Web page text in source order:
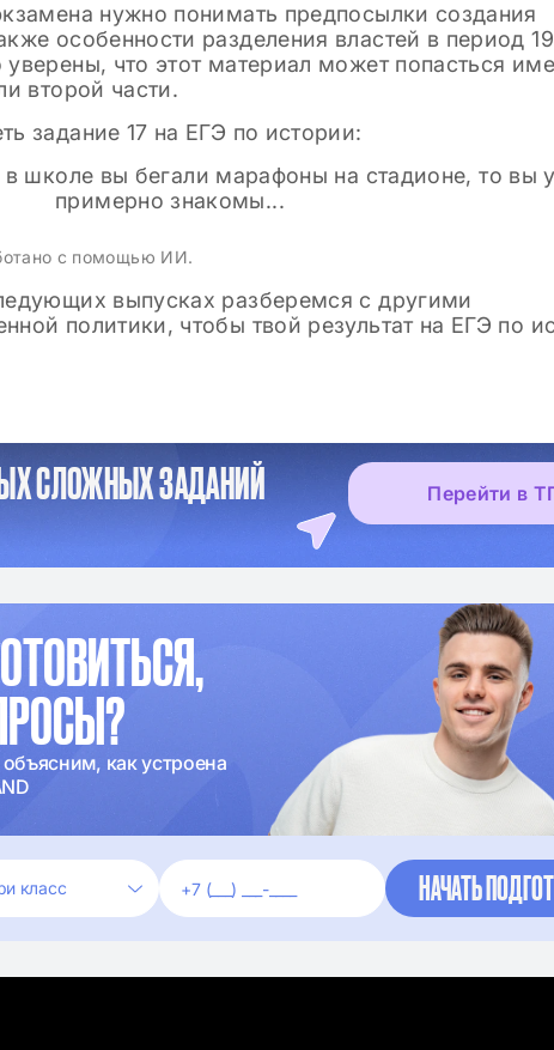
нужно понимать предпосылки создания
особенности разделения властей в период
что этот материал может попасться
второй части.
задание 17 на ЕГЭ по истории:
с помощью ИИ.
выпусках разберемся с другими
политики, чтобы твой результат на ЕГЭ по
СЛОЖНЫХ ЗАДАНИЙ
Перейти в
как устроена